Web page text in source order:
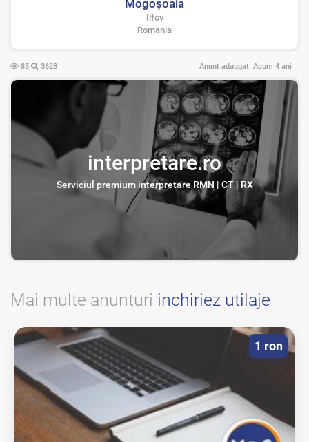
Mogoşoaia
Ilfov
Romania
85 3628 Anunt adaugat: Acum 4 ani
interpretare.ro
Serviciul premium interpretare RMN | CT | RX
Mai multe anunturi inchiriez utilaje
1 ron